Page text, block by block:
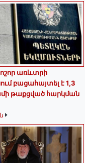
առևտրի
բացահայտել է 1,3
թաքցված հարկման